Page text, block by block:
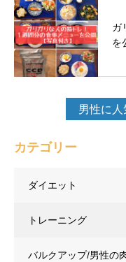
ガ
を
男性に
カテゴリー
ダイエット
トレーニング
バルクアップ/男性の